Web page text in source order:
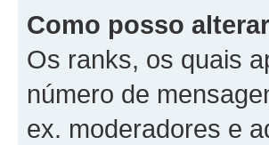
Como posso
Os ranks, os quais
número de
ex. moderadores e